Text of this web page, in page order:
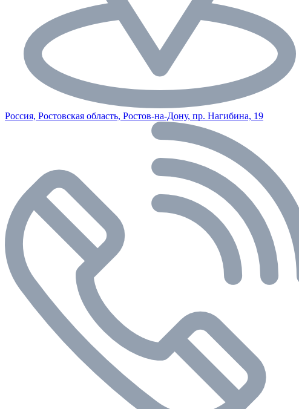
Россия, Ростовская область, Ростов-на-Дону, пр. Нагибина, 19